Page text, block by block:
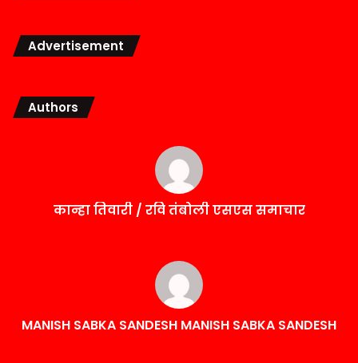
Advertisement
Authors
कान्हा तिवारी / रवि तंबोली एसएस समाचार
MANISH SABKA SANDESH MANISH SABKA SANDESH